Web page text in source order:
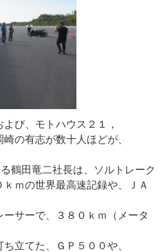
び、モトハウス２１，
の有志が数十人ほどが、
鶴田竜二社長は、ソルトレーク
ｍの世界最高速記録や、ＪＡ
サーで、３８０ｋｍ（メータ
立てた、ＧＰ５００や、